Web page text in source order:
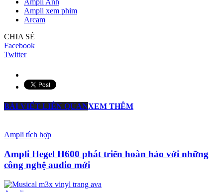
Ampli xem phim
Arcam
CHIA SẺ
Facebook
Twitter
BÀI VIẾT LIÊN QUANXEM THÊM
Ampli tích hợp
Ampli Hegel H600 phát triển hoàn hảo với những
công nghệ audio mới